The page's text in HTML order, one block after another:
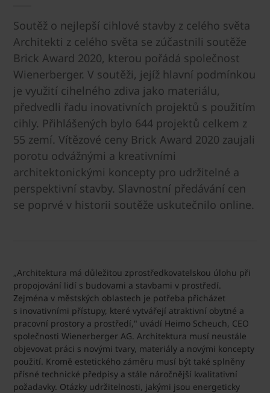
Soutěž o nejlepší cihlové stavby z celého světa
Architekti z celého světa se zúčastnili soutěže
Brick Award 2020, kterou pořádá společnost
Wienerberger. V soutěži, jejíž hlavní podmínkou
je využití cihelného zdiva jako materiálu,
předvedli řadu inovativních projektů s použitím
cihly. Přihlášených bylo 644 projektů celkem z
55 zemí. Vítězové ceny Brick Award 2020 zaujali
porotu odvážnými a kreativními
architektonickými koncepty pro udržitelné a
perspektivní stavby. Slavnostní předávání cen
se poprvé v historii soutěže uskutečnilo online.
„Architektura má důležitou zprostředkovatelskou úlohu při
propojování lidí s budovami a stavbami v prostředí.
Zejména v městských oblastech je potřeba přicházet
s inovativními přístupy, které vytvářejí atraktivní obytné a
pracovní prostory a prostředí," uvádí Heimo Scheuch, CEO
společnosti Wienerberger AG. Architektura musí neustále
objevovat práci s novými tvary, materiály a novými koncepty
použití. Kromě estetického záměru musí být také splněny
přísné technické předpisy a stále náročnější kvalitativní
požadavky. Otázky udržitelnosti, jakými jsou energeticky